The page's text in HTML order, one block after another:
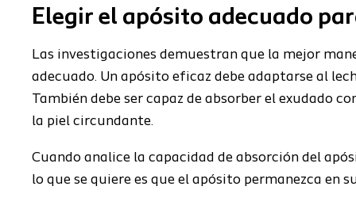
Elegir el apósito adecuado
Las investigaciones demuestran que la mejor
adecuado. Un apósito eficaz debe adaptarse al
También debe ser capaz de absorber el exudado
la piel circundante.
Cuando analice la capacidad de absorción del
lo que se quiere es que el apósito permanezca en